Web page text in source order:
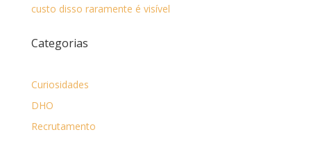
custo disso raramente é visível
Categorias
Curiosidades
DHO
Recrutamento